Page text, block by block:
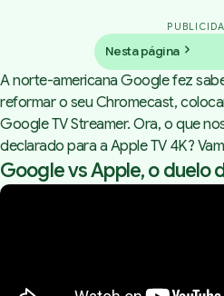
Nesta página
A norte-americana Google fez
reformar o seu Chromecast,
Google TV Streamer. Ora, o que
declarado para a Apple TV 4K?
Google vs Apple, o duelo